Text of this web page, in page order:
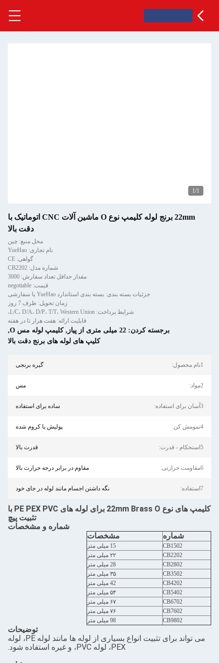
1/1
22mm برنج لوله کلیمپ نوع O ماشین آلات CNC اتوماتیک با
دقت بالا
محل منبع: چین
نام تجاری: YueHao
گواهی: CE
شماره مدل: CB2202
مقدار حداقل تعداد سفارش: 3000
قیمت: negotiable
جزئیات بسته بندی: بسته بندی استاندارد YueHao یا سفارشی
زمان تحویل: ظرف 7 روز
شرایط پرداخت: L/C، D/A، D/P، T/T، Western Union،
قابلیت ارائه: هفت هزار تا در هفته
برجسته کردن: 22 میلی متری از پیاز ,کلیمپ لوله مس O
,
کلیپ های لوله های برنج دقت بالا
1نام محصول: گیره برنجی
2مواد: مس
3آسان برای استفاده: ساده برای استفاده
4تمومش کن: پولیش یا کروم شده
5استحکام - قدرت: قدرت بالا
6مقاومت حرارتی: مقاوم در برابر درجه حرارت بالا
7استفاده: نگه داشتن اجسام مانند لوله در جای خود
کلیمپ های نوع 22mm Brass O برای لوله های PE PEX PVC با
تثبیت پیچ
شماره و مشخصات
شماره
مشخصات
CB1502
15 میلی متر
CB2202
۲۲ میلی متر
CB2802
28 میلی متر
CB3502
۳۵ میلی متر
CB4202
42 میلی متر
CB5402
۵۴ میلی متر
CB6702
۶۷ میلی متر
CB7602
۷۶ میلی متر
CB9802
98 میلی متر
توضیحات
می تواند برای تثبیت انواع بسیاری از لوله ها مانند لوله PE، لوله
PEX، لوله PVC، و غیره استفاده شود.